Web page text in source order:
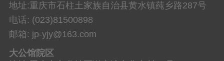
地址:重庆市石柱土家族自治县黄水镇莼乡路287号
电话: (023)81500898
邮箱: jp-yjy@163.com
大公馆院区